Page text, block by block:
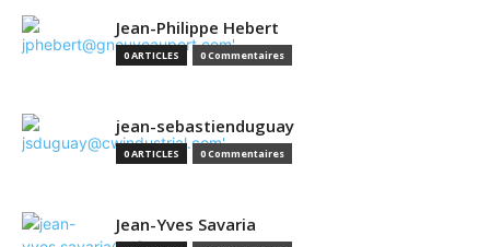
Jean-Philippe Hebert
0 ARTICLES 0 Commentaires
jean-sebastienduguay
0 ARTICLES 0 Commentaires
Jean-Yves Savaria